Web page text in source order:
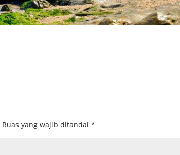
Ruas yang wajib ditandai*